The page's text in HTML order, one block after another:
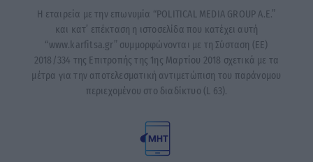
Η εταιρεία με την επωνυμία “POLITICAL MEDIA GROUP A.E.”
και κατ’ επέκταση η ιστοσελίδα που κατέχει αυτή
“www.karfitsa.gr” συμμορφώνονται με τη Σύσταση (ΕΕ)
2018/334 της Επιτροπής της 1ης Μαρτίου 2018 σχετικά με τα
μέτρα για την αποτελεσματική αντιμετώπιση του παράνομου
περιεχομένου στο διαδίκτυο (L 63).